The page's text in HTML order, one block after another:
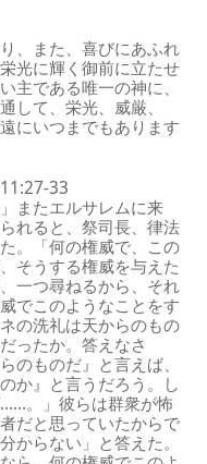
、また、喜びにあふれ
光に輝く御前に立たせ
主である唯一の神に、
して、栄光、威厳、
にいつまでもあります
33
またエルサレムに来
れると、祭司長、律法
。「何の権威で、この
そうする権威を与えた
一つ尋ねるから、それ
でこのようなことをす
の洗礼は天からのもの
ったか。答えなさ
のものだ』と言えば、
か』と言うだろう。し
。」彼らは群衆が怖
だと思っていたからで
からない」と答えた。